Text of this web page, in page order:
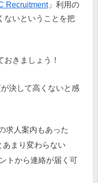
Recruitment」利用の
ないということを把
きましょう！
決して高くないと感
求人案内もあった
まり変わらない
トから連絡が届く可